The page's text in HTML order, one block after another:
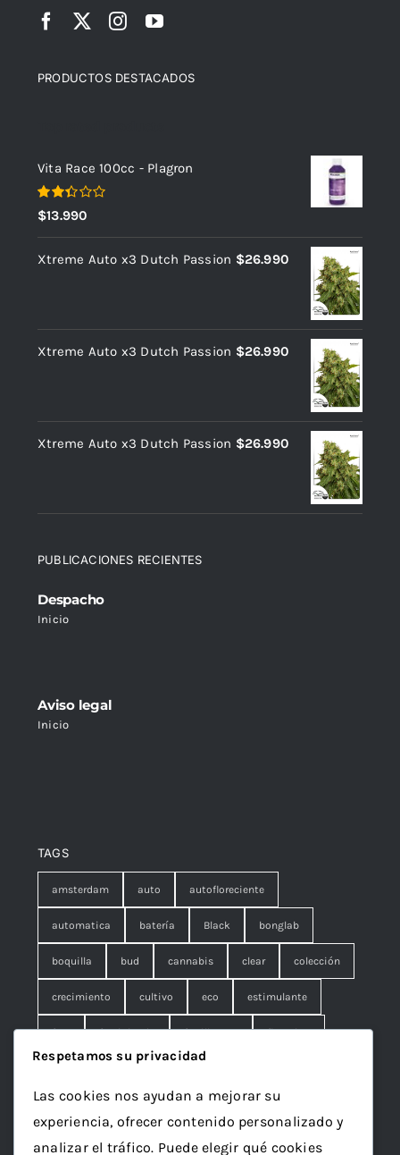
PRODUCTOS DESTACADOS
Vita Race 100cc - Plagron
Valorado
con
2.37
de 5
$13.990
Xtreme Auto x3 Dutch Passion $26.990
Xtreme Auto x3 Dutch Passion $26.990
Xtreme Auto x3 Dutch Passion $26.990
PUBLICACIONES RECIENTES
Despacho
Inicio
Aviso legal
Inicio
TAGS
amsterdam auto autofloreciente
automatica batería Black bonglab
boquilla bud cannabis clear colección
crecimiento cultivo eco estimulante
fem feminizada fertilizante floracion
fruna galleta
Grotek grow maceta marihuana
ml papelillo
Respetamos su privacidad
Las cookies nos ayudan a mejorar su
experiencia, ofrecer contenido personalizado y
analizar el tráfico. Puede elegir qué cookies